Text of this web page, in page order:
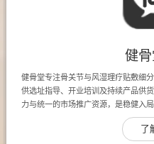
健
健骨堂专注骨关节与风湿理疗贴敷细
供选址指导、开业培训及持续产品供
力与统一的市场推广资源，是稳健入
了